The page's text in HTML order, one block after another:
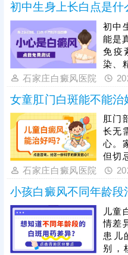
初中生身上长白点是什
初中
能是
免疫
染、
白癜
处时
病因
原。
石家庄白癜风医院
女童肛门白斑能不能治
肛门
长无
心。
但切
医治
肤，
目前
位白
隐私
处，
和、
石家庄白癜风医院
小孩白癜风不同年龄段
儿童
情差
患儿
别，